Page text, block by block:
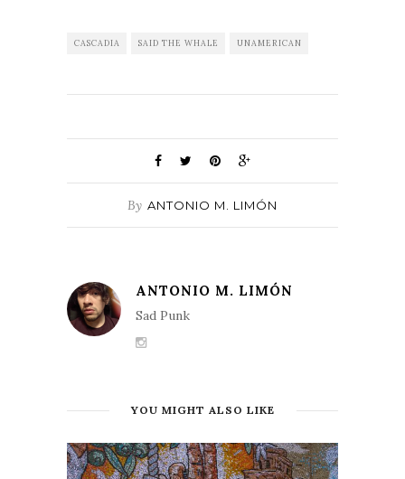
CASCADIA SAID THE WHALE UNAMERICAN
By ANTONIO M. LIMÓN
ANTONIO M. LIMÓN
Sad Punk
YOU MIGHT ALSO LIKE